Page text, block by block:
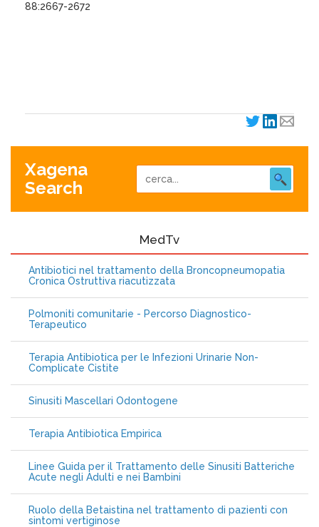
88:2667-2672
Xagena
Search
MedTv
Antibiotici nel trattamento della Broncopneumopatia
Cronica Ostruttiva riacutizzata
Polmoniti comunitarie - Percorso Diagnostico-
Terapeutico
Terapia Antibiotica per le Infezioni Urinarie Non-
Complicate Cistite
Sinusiti Mascellari Odontogene
Terapia Antibiotica Empirica
Linee Guida per il Trattamento delle Sinusiti Batteriche
Acute negli Adulti e nei Bambini
Ruolo della Betaistina nel trattamento di pazienti con
sintomi vertiginose